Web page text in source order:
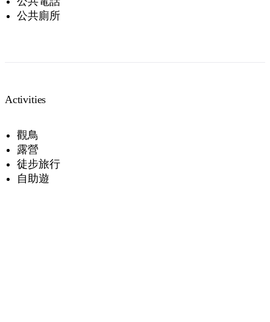
公共廁所
Activities
觀鳥
露營
徒步旅行
自助遊